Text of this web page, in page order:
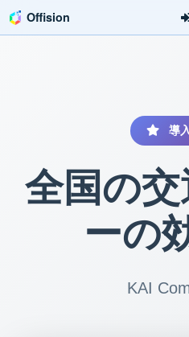
Offision
導
全国の
ーの
KAI